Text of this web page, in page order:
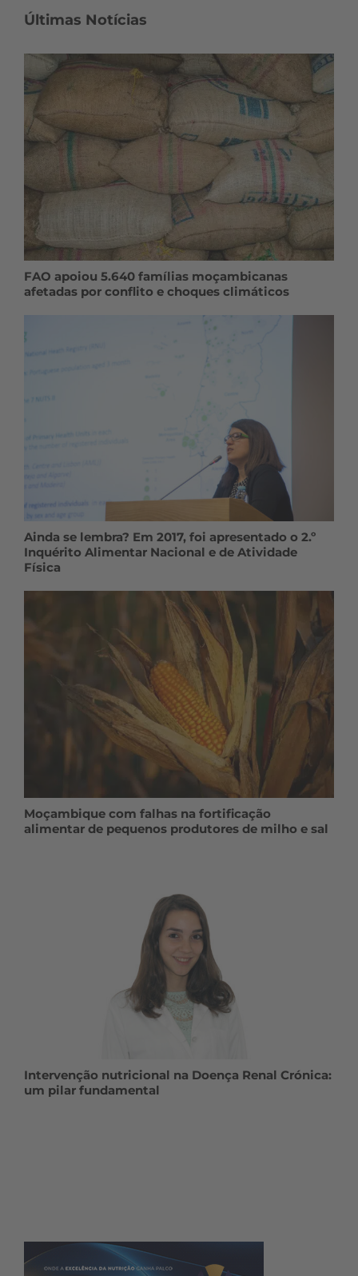
Últimas Notícias
FAO apoiou 5.640 famílias moçambicanas
afetadas por conflito e choques climáticos
Ainda se lembra? Em 2017, foi apresentado o 2.º
Inquérito Alimentar Nacional e de Atividade
Física
Moçambique com falhas na fortificação
alimentar de pequenos produtores de milho e sal
Intervenção nutricional na Doença Renal Crónica:
um pilar fundamental